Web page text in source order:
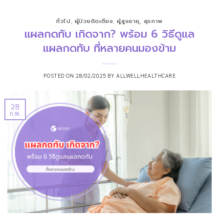
ทั่วไป, ผู้ป่วยติดเตียง,ผู้สูงอายุ, สุขภาพ
แผลกดทับ เกิดจาก? พร้อม 6 วิธีดูแล
แผลกดทับ ที่หลายคนมองข้าม
POSTED ON28/02/2025 BY ALLWELLHEALTHCARE
28
ก.พ.